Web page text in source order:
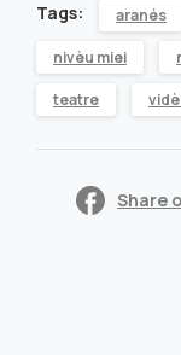
qu'èm
quantity
Tags: aranés
nivèu miei
teatre
Share